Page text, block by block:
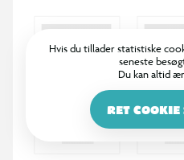
Hvis du tillader statistiske
seneste
Du kan altid
RET